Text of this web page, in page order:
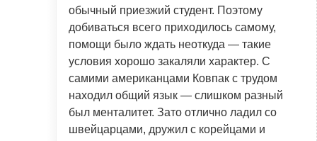
обычный приезжий студент. Поэтому
добиваться всего приходилось самому,
помощи было ждать неоткуда — такие
условия хорошо закаляли характер. С
самими американцами Ковпак с трудом
находил общий язык — слишком разный
был менталитет. Зато отлично ладил со
швейцарцами, дружил с корейцами и